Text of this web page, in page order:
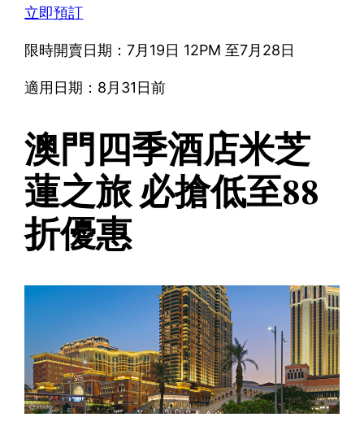
立即預訂
限時開賣日期：7月19日 12PM 至7月28日
適用日期：8月31日前
澳門四季酒店米芝
蓮之旅 必搶低至88
折優惠